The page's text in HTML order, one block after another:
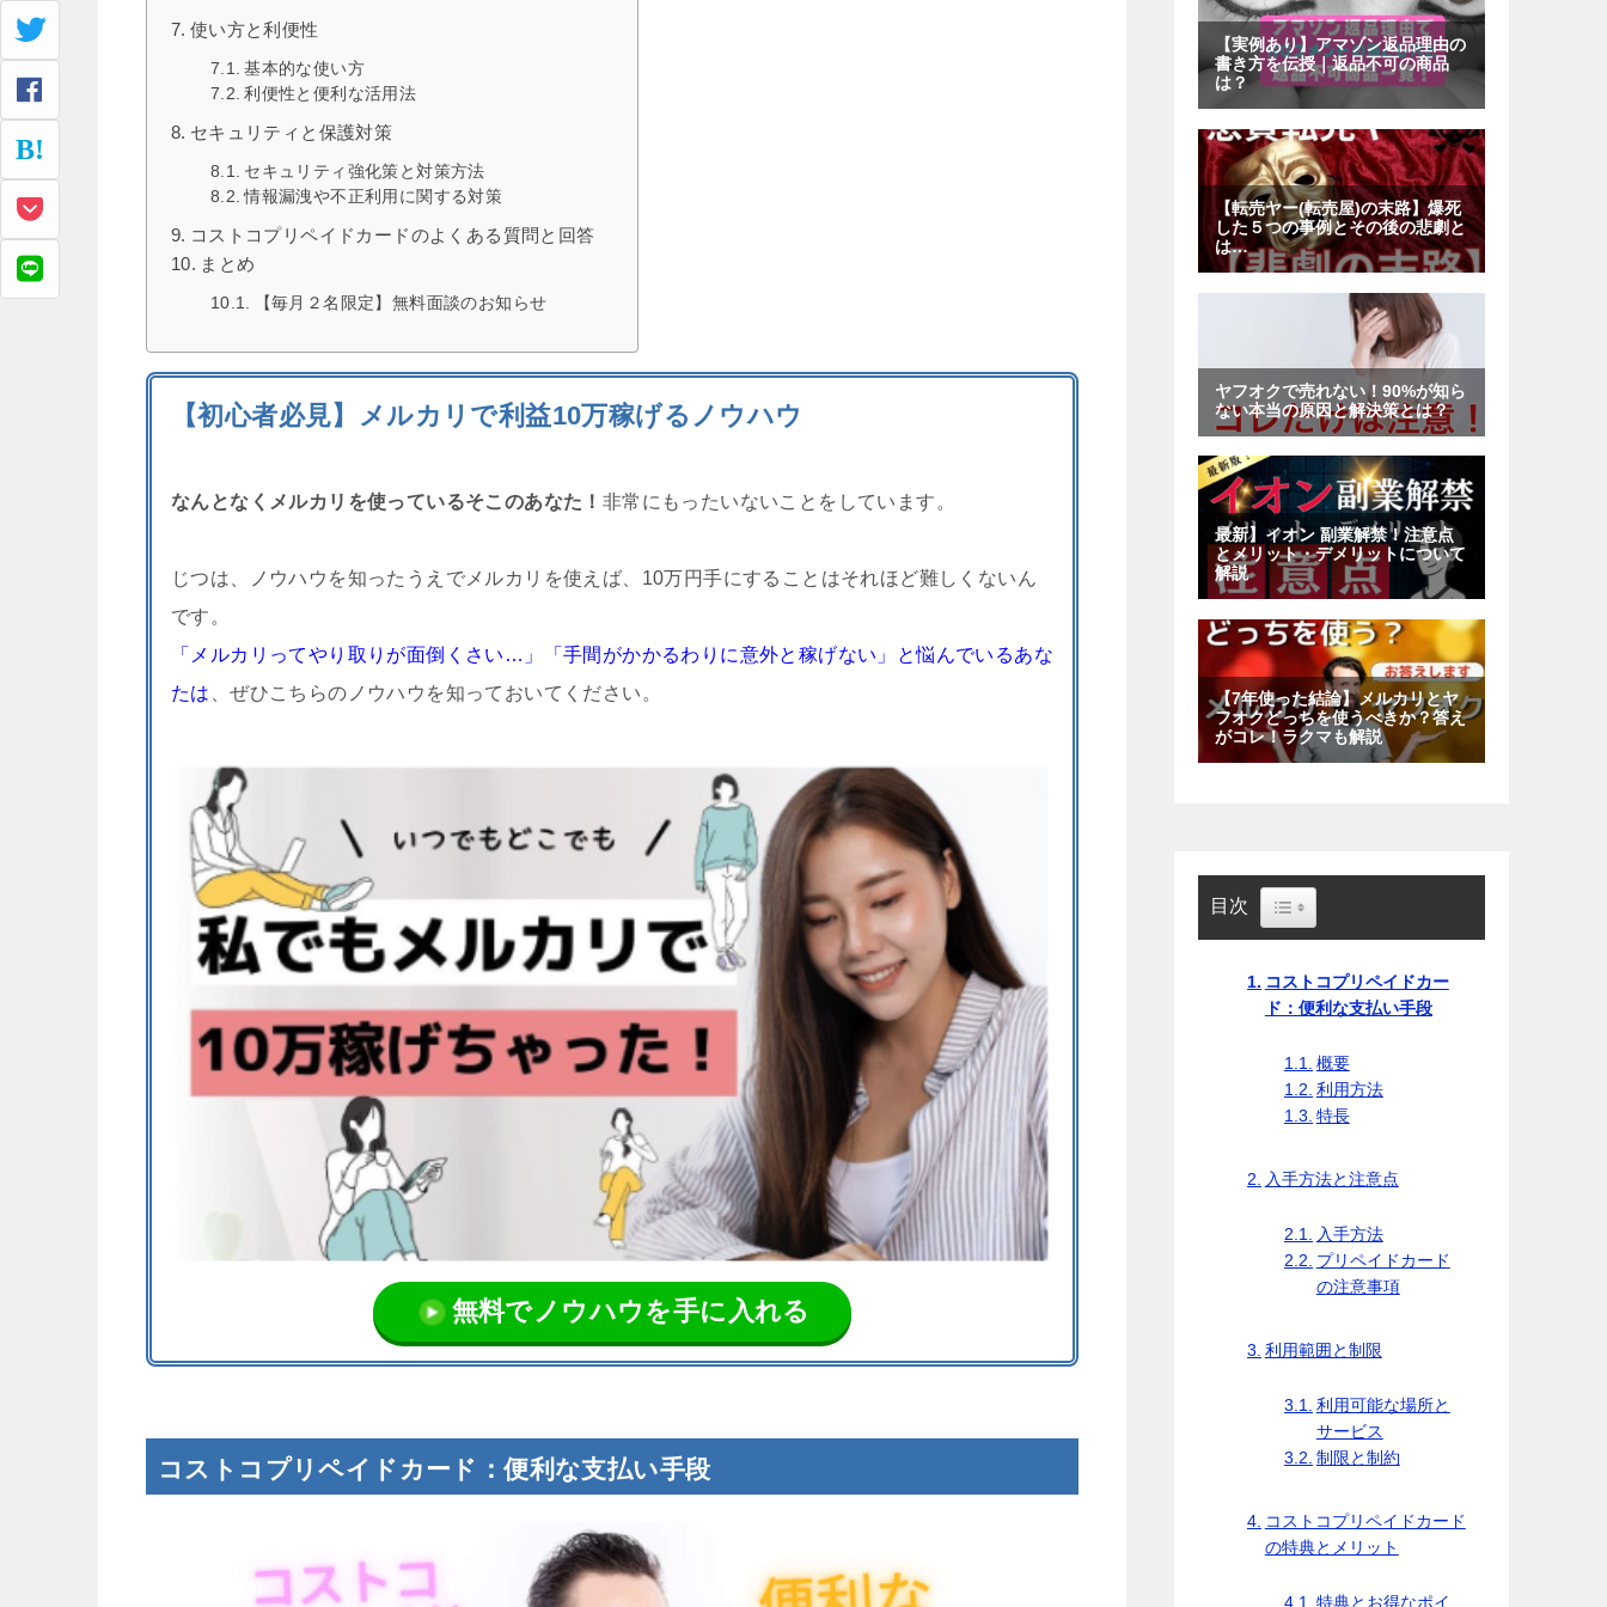
使い方と利便性
基本的な使い方
利便性と便利な活用法
セキュリティと保護対策
セキュリティ強化策と対策方法
情報漏洩や不正利用に関する対策
コストコプリペイドカードのよくある質問と回答
まとめ
【毎月２名限定】無料面談のお知らせ
【初心者必見】メルカリで利益10万稼げるノウハウ
なんとなくメルカリを使っているそこのあなた！ 非常にもったいないことをしています。
じつは、ノウハウを知ったうえでメルカリを使えば、10万円手にすることはそれほど難しくないん
です。
「メルカリってやり取りが面倒くさい…」「手間がかかるわりに意外と稼げない」と悩んでいるあな
たは
、ぜひこちらのノウハウを知っておいてください。
無料でノウハウを手に入れる
コストコプリペイドカード：便利な支払い手段
記
覧
目次 Toggle Table of Content
コストコプリペイドカー
ド：便利な支払い手段
概要
利用方法
特長
入手方法と注意点
入手方法
プリペイドカード
の注意事項
利用範囲と制限
利用可能な場所と
サービス
制限と制約
コストコプリペイドカード
の特典とメリット
特典とお得なポイ